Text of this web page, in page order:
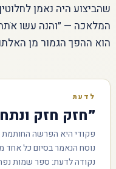
שהביצוע היה נאמן
המלאכה — ״והנה עשו
הוא ההפך הגמור מן
לדעת
״חזק חזק
פקודי היא הפרשה החותמת
נוסח הנאמר בסיום כל
נקודה לדעת: ספר שמות